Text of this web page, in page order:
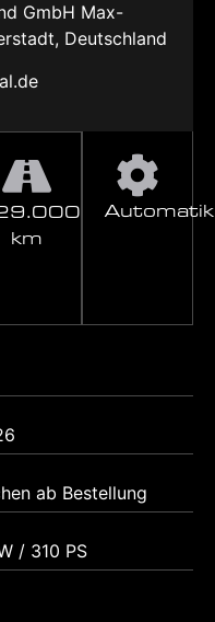
km
Automatik
ab Bestellung
/ 310 PS
GmbH Max-
Deutschland